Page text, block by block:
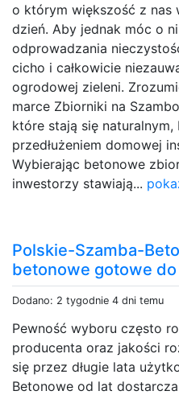
o którym większość z nas
dzień. Aby jednak móc o
odprowadzania
cicho i całkowicie
ogrodowej zieleni.
marce Zbiorniki na
które stają się naturalnym,
przedłużeniem domowej
Wybierając betonowe
inwestorzy stawiają...
Polskie-Szamba-
betonowe gotowe
Dodano: 2 tygodnie 4 dni temu
Pewność wyboru często
producenta oraz jakości
się przez długie lata
Betonowe od lat